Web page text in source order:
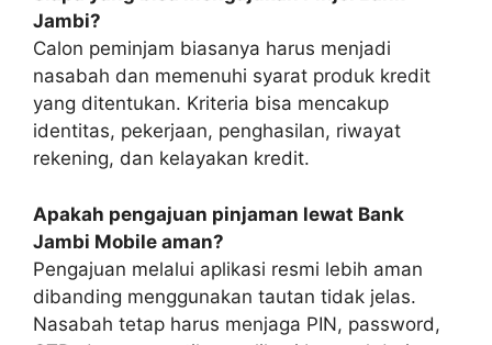
Jambi?
Calon peminjam biasanya harus menjadi
nasabah dan memenuhi syarat produk kredit
yang ditentukan. Kriteria bisa mencakup
identitas, pekerjaan, penghasilan, riwayat
rekening, dan kelayakan kredit.
Apakah pengajuan pinjaman lewat Bank
Jambi Mobile aman?
Pengajuan melalui aplikasi resmi lebih aman
dibanding menggunakan tautan tidak jelas.
Nasabah tetap harus menjaga PIN, password,